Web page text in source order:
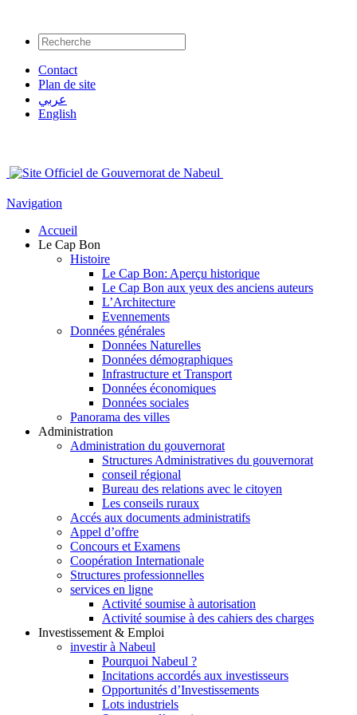
Contact
Plan de site
عربي
English
Navigation
Accueil
Le Cap Bon
Histoire
Le Cap Bon: Aperçu historique
Le Cap Bon aux yeux des anciens auteurs
L’Architecture
Evennements
Données générales
Données Naturelles
Données démographiques
Infrastructure et Transport
Données économiques
Données sociales
Panorama des villes
Administration
Administration du gouvernorat
Structures Administratives du gouvernorat
conseil régional
Bureau des relations avec le citoyen
Les conseils ruraux
Accés aux documents administratifs
Appel d’offre
Concours et Examens
Coopération Internationale
Structures professionnelles
services en ligne
Activité soumise à autorisation
Activité soumise à des cahiers des charges
Investissement & Emploi
investir à Nabeul
Pourquoi Nabeul ?
Incitations accordés aux investisseurs
Opportunités d’Investissements
Lots industriels